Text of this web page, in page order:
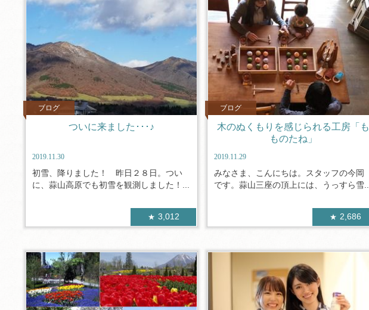
ブログ
ついに来ました･･･♪
2019.11.30
初雪、降りました！ 昨日２８日。つい
に、蒜山高原でも初雪を観測しました！...
3,012
ブログ
木のぬくもりを感じられる工房「も
ものたね」
2019.11.29
みなさま、こんにちは。スタッフの今岡
です。蒜山三座の頂上には、うっすら雪...
2,686